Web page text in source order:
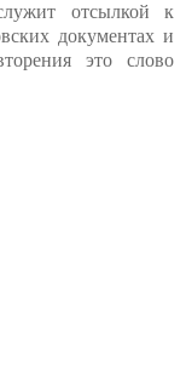
отсылкой к
документах и
это слово